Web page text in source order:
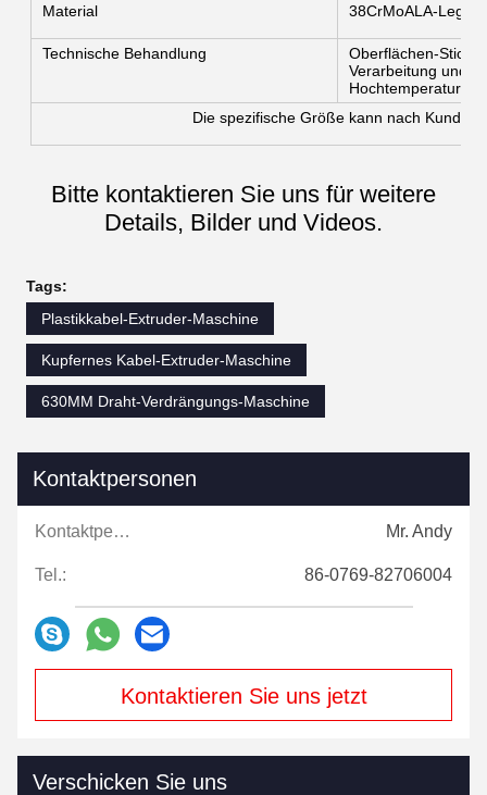
Material 38CrMoALA-
Technische Behandlung
Oberflächen-
Verarbeitung und
Hochtemperatur.
Die spezifische Größe kann nach
Bitte kontaktieren Sie uns für weitere
Details, Bilder und Videos.
Tags:
Plastikkabel-Extruder-Maschine
Kupfernes Kabel-Extruder-Maschine
630MM Draht-Verdrängungs-Maschine
Kontaktpersonen
Kontaktpersonen: Mr. Andy
Tel.: 86-0769-82706004
Kontaktieren Sie uns jetzt
Verschicken Sie uns